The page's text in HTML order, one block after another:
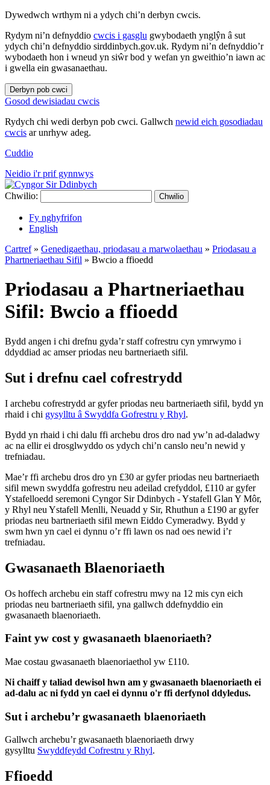
Dywedwch wrthym ni a ydych chi’n derbyn cwcis.
Rydym ni’n defnyddio cwcis i gasglu gwybodaeth ynglŷn â sut
ydych chi’n defnyddio sirddinbych.gov.uk. Rydym ni’n defnyddio’r
wybodaeth hon i wneud yn siŵr bod y wefan yn gweithio’n iawn ac
i gwella ein gwasanaethau.
Derbyn pob cwci
Gosod dewisiadau cwcis
Rydych chi wedi derbyn pob cwci. Gallwch newid eich gosodiadau
cwcis ar unrhyw adeg.
Cuddio
Neidio i'r prif gynnwys
Chwilio: Chwilio
Fy nghyfrifon
English
Cartref» Genedigaethau, priodasau a marwolaethau » Priodasau a
Phartneriaethau Sifil » Bwcio a ffioedd
Priodasau a Phartneriaethau
Sifil: Bwcio a ffioedd
Bydd angen i chi drefnu gyda’r staff cofrestru cyn ymrwymo i
ddyddiad ac amser priodas neu bartneriaeth sifil.
Sut i drefnu cael cofrestrydd
I archebu cofrestrydd ar gyfer priodas neu bartneriaeth sifil, bydd yn
rhaid i chi gysylltu â Swyddfa Gofrestru y Rhyl.
Bydd yn rhaid i chi dalu ffi archebu dros dro nad yw’n ad-daladwy
ac na ellir ei drosglwyddo os ydych chi’n canslo neu’n newid y
trefniadau.
Mae’r ffi archebu dros dro yn £30 ar gyfer priodas neu bartneriaeth
sifil mewn swyddfa gofrestru neu adeilad crefyddol, £110 ar gyfer
Ystafelloedd seremoni Cyngor Sir Ddinbych - Ystafell Glan Y Môr,
y Rhyl neu Ystafell Menlli, Neuadd y Sir, Rhuthun a £190 ar gyfer
priodas neu bartneriaeth sifil mewn Eiddo Cymeradwy. Bydd y
swm hwn yn cael ei dynnu o’r ffi lawn os nad oes newid i’r
trefniadau.
Gwasanaeth Blaenoriaeth
Os hoffech archebu ein staff cofrestru mwy na 12 mis cyn eich
priodas neu bartneriaeth sifil, yna gallwch ddefnyddio ein
gwasanaeth blaenoriaeth.
Faint yw cost y gwasanaeth blaenoriaeth?
Mae costau gwasanaeth blaenoriaethol yw £110.
Ni chaiff y taliad dewisol hwn am y gwasanaeth blaenoriaeth ei
ad-dalu ac ni fydd yn cael ei dynnu o'r ffi derfynol ddyledus.
Sut i archebu’r gwasanaeth blaenoriaeth
Gallwch archebu’r gwasanaeth blaenoriaeth drwy
gysylltu Swyddfeydd Cofrestru y Rhyl.
Ffioedd